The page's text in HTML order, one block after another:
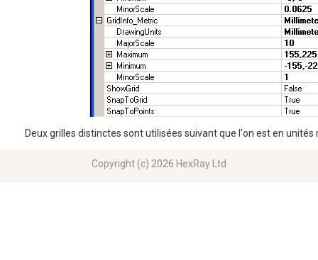
Deux grilles distinctes sont utilisées suivant que l'on est en
Copyright (c) 2026 HexRay Ltd